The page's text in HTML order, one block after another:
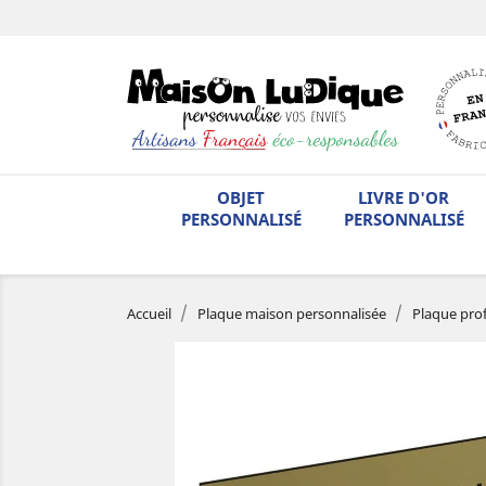
OBJET
PERSONNALISÉ
LIVRE D'OR
PERSONNALISÉ
Accueil Plaque maison personnalisée Plaque